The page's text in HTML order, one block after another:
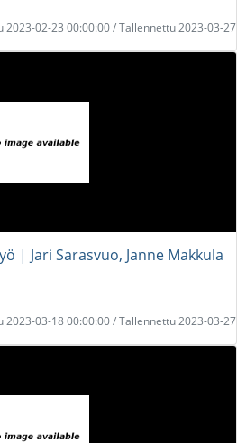
2023-02-23 00:00:00 / Tallennettu 2023-03-27
| Jari Sarasvuo, Janne Makkula
2023-03-18 00:00:00 / Tallennettu 2023-03-27